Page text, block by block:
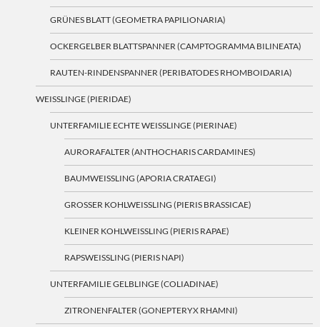
GRÜNES BLATT (GEOMETRA PAPILIONARIA)
OCKERGELBER BLATTSPANNER (CAMPTOGRAMMA BILINEATA)
RAUTEN-RINDENSPANNER (PERIBATODES RHOMBOIDARIA)
WEISSLINGE (PIERIDAE)
UNTERFAMILIE ECHTE WEISSLINGE (PIERINAE)
AURORAFALTER (ANTHOCHARIS CARDAMINES)
BAUMWEISSLING (APORIA CRATAEGI)
GROSSER KOHLWEISSLING (PIERIS BRASSICAE)
KLEINER KOHLWEISSLING (PIERIS RAPAE)
RAPSWEISSLING (PIERIS NAPI)
UNTERFAMILIE GELBLINGE (COLIADINAE)
ZITRONENFALTER (GONEPTERYX RHAMNI)